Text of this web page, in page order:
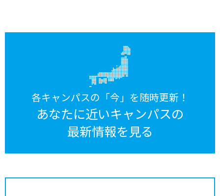
各キャンパスの「今」を随時更新！
あなたに近いキャンパスの
最新情報を見る